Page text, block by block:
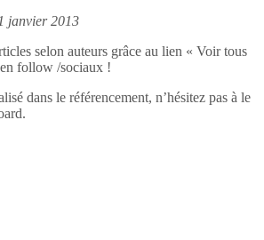
janvier 2013
selon auteurs grâce au lien « Voir tous
follow /sociaux !
dans le référencement, n’hésitez pas à le